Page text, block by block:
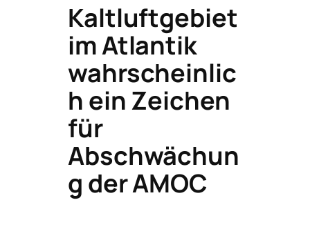
Kaltluftgebiet
im Atlantik
wahrscheinlic
h ein Zeichen
für
Abschwächun
g der AMOC